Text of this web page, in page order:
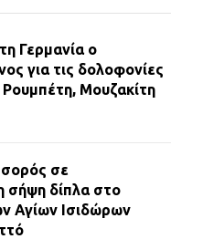
Γερμανία ο
για τις δολοφονίες
Μουζακίτη
σορός σε
σήψη δίπλα στο
Αγίων Ισιδώρων